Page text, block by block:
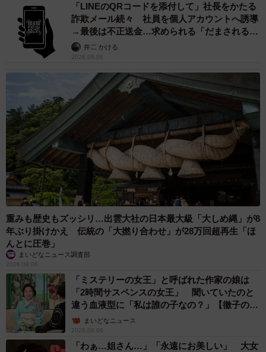
「LINEのQRコードを添付して」社長をかたる
詐欺メール続々 社員を個人アカウントへ誘導
→最後は不正送金…求められる「だまされる前
提」の対策
井二 かける
2026.08.06
重みも歴史もズッシリ…出雲大社の日本最大級「大しめ縄」が8
年ぶり掛けかえ 伝統の「大撚り合わせ」が28万回超再生「ほ
んとに圧巻」
まいどなニュース調査部
2026.08.06
「ミステリーの女王」と呼ばれた作家の娘は
「2時間サスペンスの女王」 聞いていたのと
違う血液型に「私は誰の子なの？」【徹子の部
屋】まいどなニュース
2026.08.06
「わぁ…姐さん…」「永遠にお美しい」 大女